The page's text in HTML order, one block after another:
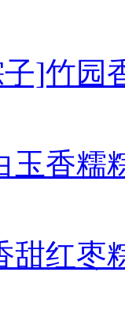
]竹园
玉香糯
甜红枣